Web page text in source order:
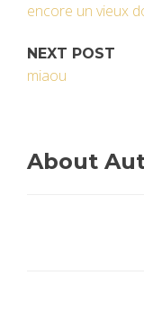
encore un vieux
NEXT POST
miaou
About